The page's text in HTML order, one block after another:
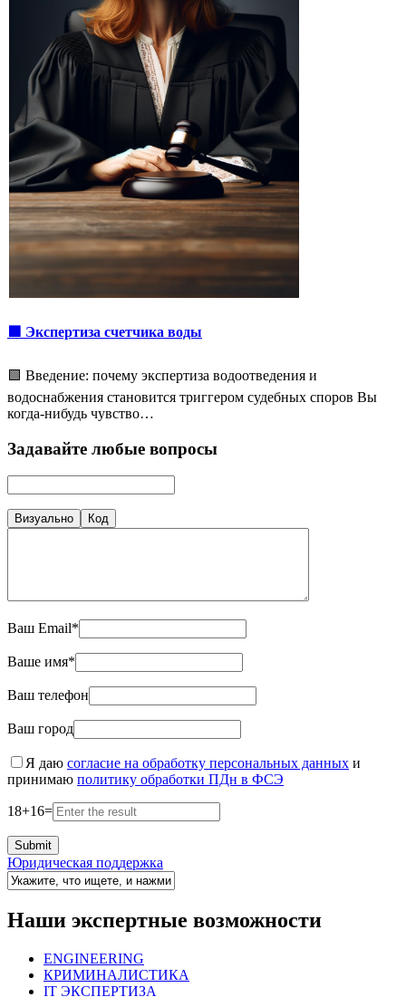
🟩 Экспертиза счетчика воды
🟩 Введение: почему экспертиза водоотведения и
водоснабжения становится триггером судебных споров Вы
когда-нибудь чувство…
Задавайте любые вопросы
Визуально Код
Ваш Email*
Ваше имя*
Ваш телефон
Ваш город
Я даю согласие на обработку персональных данных и
принимаю политику обработки ПДн в ФСЭ
18+16=
Юридическая поддержка
Наши экспертные возможности
ENGINEERING
КРИМИНАЛИСТИКА
IT ЭКСПЕРТИЗА